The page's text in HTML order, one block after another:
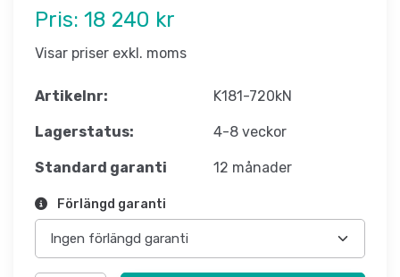
Pris: 18 240 kr
Visar priser exkl. moms
Artikelnr: K181-720kN
Lagerstatus: 4-8 veckor
Standard garanti 12 månader
Förlängd garanti